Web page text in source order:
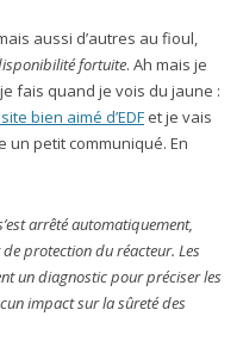
aussi d’autres au fioul,
fortuite. Ah mais je
fais quand je vois du jaune :
bien aimé d’EDF et je vais
un petit communiqué. En
arrêté automatiquement,
protection du réacteur. Les
un diagnostic pour préciser les
impact sur la sûreté des